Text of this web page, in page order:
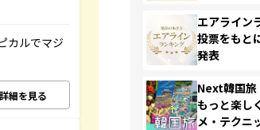
カルでマジ
詳細を見る
エアライン
投票をもと
発表
Next韓国
もっと楽し
メ・テクニ